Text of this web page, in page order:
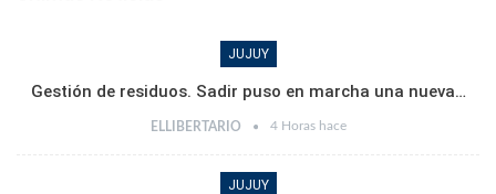
JUJUY
Gestión de residuos. Sadir puso en marcha una nueva…
ELLIBERTARIO 4 Horas hace
JUJUY